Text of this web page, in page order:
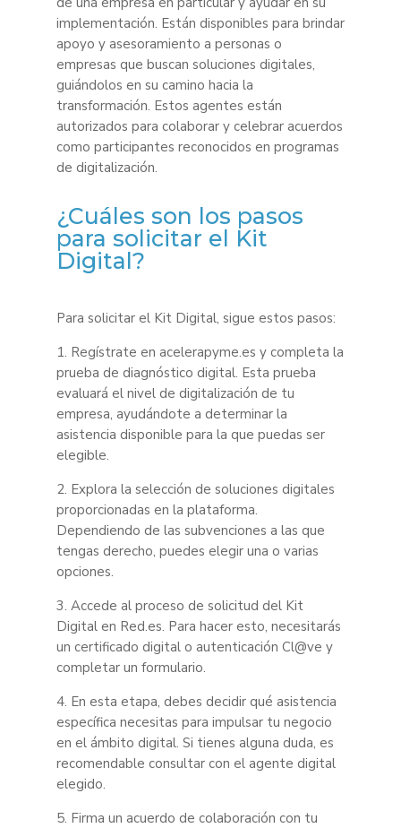
implementación. Están disponibles para brindar
apoyo y asesoramiento a personas o
empresas que buscan soluciones digitales,
guiándolos en su camino hacia la
transformación. Estos agentes están
autorizados para colaborar y celebrar acuerdos
como participantes reconocidos en programas
de digitalización.
¿Cuáles son los pasos
para solicitar el Kit
Digital?
Para solicitar el Kit Digital, sigue estos pasos:
1. Regístrate en acelerapyme.es y completa la
prueba de diagnóstico digital. Esta prueba
evaluará el nivel de digitalización de tu
empresa, ayudándote a determinar la
asistencia disponible para la que puedas ser
elegible.
2. Explora la selección de soluciones digitales
proporcionadas en la plataforma.
Dependiendo de las subvenciones a las que
tengas derecho, puedes elegir una o varias
opciones.
3. Accede al proceso de solicitud del Kit
Digital en Red.es. Para hacer esto, necesitarás
un certificado digital o autenticación Cl@ve y
completar un formulario.
4. En esta etapa, debes decidir qué asistencia
específica necesitas para impulsar tu negocio
en el ámbito digital. Si tienes alguna duda, es
recomendable consultar con el agente digital
elegido.
5. Firma un acuerdo de colaboración con tu